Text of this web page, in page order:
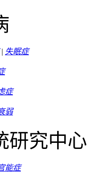
| 失眠症
症
弱
研究中心
能症